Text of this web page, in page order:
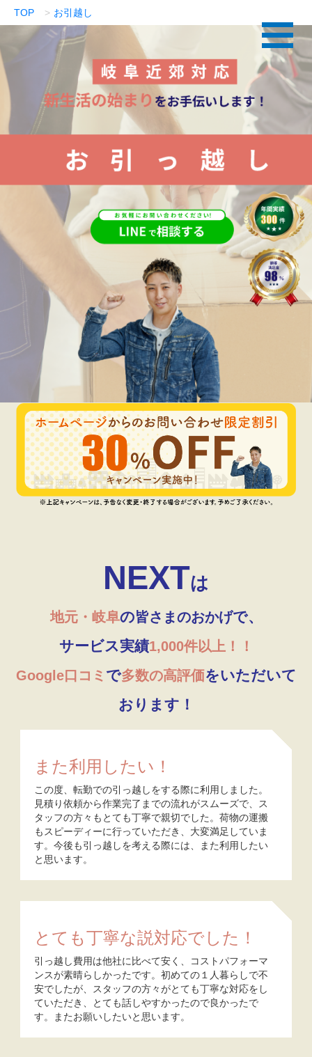
TOP お引越し
NEXTは
地元・岐阜の皆さまのおかげで、
サービス実績1,000件以上！！
Google口コミ で多数の高評価をいただいて
おります！
また利用したい！
この度、転勤での引っ越しをする際に利用しました。
見積り依頼から作業完了までの流れがスムーズで、ス
タッフの方々もとても丁寧で親切でした。荷物の運搬
もスピーディーに行っていただき、大変満足していま
す。今後も引っ越しを考える際には、また利用したい
と思います。
とても丁寧な説対応でした！
引っ越し費用は他社に比べて安く、コストパフォーマ
ンスが素晴らしかったです。初めての１人暮らしで不
安でしたが、スタッフの方々がとても丁寧な対応をし
ていただき、とても話しやすかったので良かったで
す。またお願いしたいと思います。